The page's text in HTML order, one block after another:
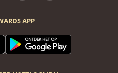
APP